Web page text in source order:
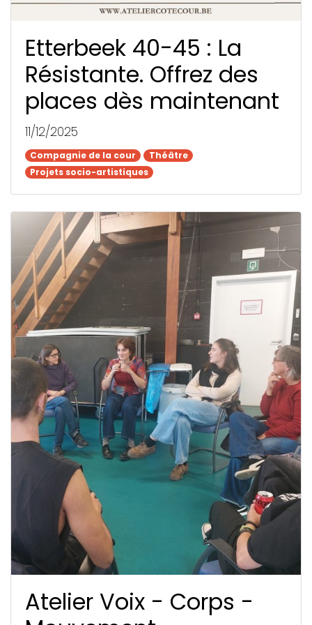
Compagnie de la cour
Théâtre
Projets socio-artistiques
Etterbeek 40-45 : La
Résistante. Offrez des
places dès maintenant
11/12/2025
Compagnie de la cour
Théâtre
Projets socio-artistiques
Atelier Voix - Corps -